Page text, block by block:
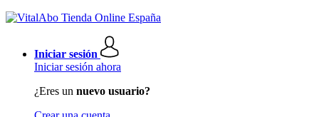
Iniciar sesión
Iniciar sesión ahora
¿Eres un nuevo usuario?